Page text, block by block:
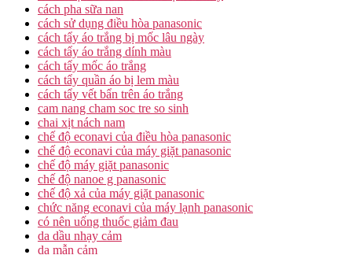
cách pha sữa nan
cách sử dụng điều hòa panasonic
cách tẩy áo trắng bị mốc lâu ngày
cách tẩy áo trắng dính màu
cách tẩy mốc áo trắng
cách tẩy quần áo bị lem màu
cách tẩy vết bẩn trên áo trắng
cam nang cham soc tre so sinh
chai xịt nách nam
chế độ econavi của điều hòa panasonic
chế độ econavi của máy giặt panasonic
chế độ máy giặt panasonic
chế độ nanoe g panasonic
chế độ xả của máy giặt panasonic
chức năng econavi của máy lạnh panasonic
có nên uống thuốc giảm đau
da dầu nhạy cảm
da mẫn cảm